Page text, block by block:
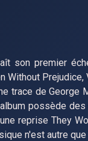
son premier
Without
trace de
possède
reprise They
n'est autre